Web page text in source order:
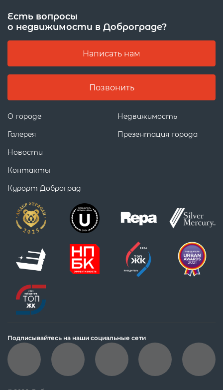
О городе
Недвижимость
Галерея
Новости
Контакты
Курорт Доброград
Презентация города
Есть вопросы
о недвижимости в Доброграде?
Написать нам
Позвонить
Подписывайтесь на наши социальные сети